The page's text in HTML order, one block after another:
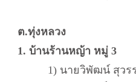
ต.ทุ่งหลวง
1. บ้านร้านหญ้า หมู่
1) นายวิพัฒน์ สุวรร